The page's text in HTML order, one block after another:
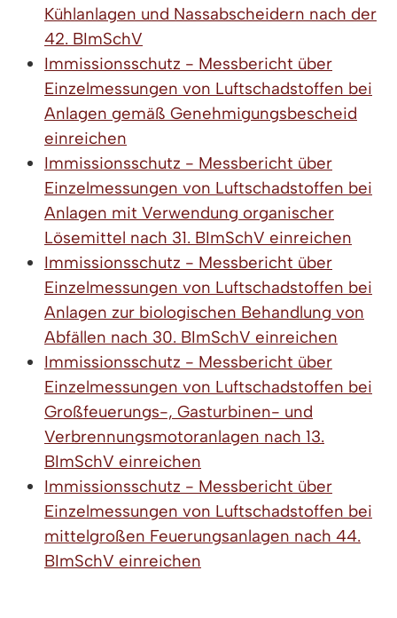
Kühlanlagen und Nassabscheidern nach der
42. BImSchV
Immissionsschutz - Messbericht über
Einzelmessungen von Luftschadstoffen bei
Anlagen gemäß Genehmigungsbescheid
einreichen
Immissionsschutz - Messbericht über
Einzelmessungen von Luftschadstoffen bei
Anlagen mit Verwendung organischer
Lösemittel nach 31. BImSchV einreichen
Immissionsschutz - Messbericht über
Einzelmessungen von Luftschadstoffen bei
Anlagen zur biologischen Behandlung von
Abfällen nach 30. BImSchV einreichen
Immissionsschutz - Messbericht über
Einzelmessungen von Luftschadstoffen bei
Großfeuerungs-, Gasturbinen- und
Verbrennungsmotoranlagen nach 13.
BImSchV einreichen
Immissionsschutz - Messbericht über
Einzelmessungen von Luftschadstoffen bei
mittelgroßen Feuerungsanlagen nach 44.
BImSchV einreichen